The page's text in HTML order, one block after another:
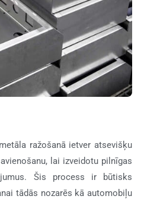
ražošanā ietver atsevišķu
lai izveidotu pilnīgas
Šis process ir būtisks
tādās nozarēs kā automobiļu